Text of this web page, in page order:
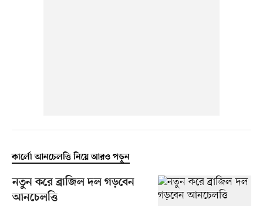
কার্লো আনচেলত্তি নিয়ে আরও পড়ুন
নতুন করে ব্রাজিল দল গড়বেন
আনচেলত্তি